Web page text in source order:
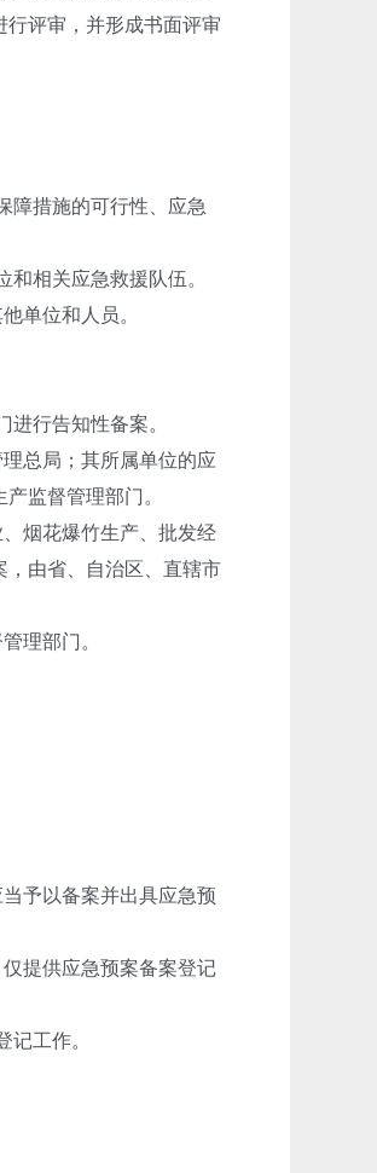
评审，并形成书面评审
障措施的可行性、应急
相关应急救援队伍。
单位和人员。
行告知性备案。
总局；其所属单位的应
监督管理部门。
烟花爆竹生产、批发经
，由省、自治区、直辖市
理部门。
予以备案并出具应急预
提供应急预案备案登记
工作。